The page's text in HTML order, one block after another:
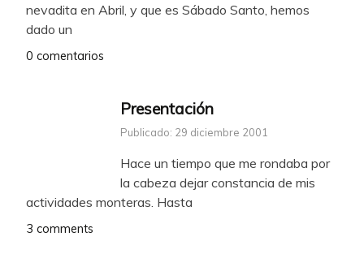
nevadita en Abril, y que es Sábado Santo, hemos
dado un
0 comentarios
Presentación
Publicado: 29 diciembre 2001
Hace un tiempo que me rondaba por
la cabeza dejar constancia de mis
actividades monteras. Hasta
3 comments